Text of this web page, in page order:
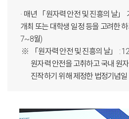
· 매년 「원자력 안전 및 진흥의 날」
개최 또는 대학생 일정 등을 고려한
7~8월)
「원자력 안전 및 진흥의 날」 :
원자력 안전을 고취하고 국내 원
진작하기 위해 제정한 법정기념일